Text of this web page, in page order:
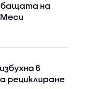
бащата на
Меси
в
рециклиране